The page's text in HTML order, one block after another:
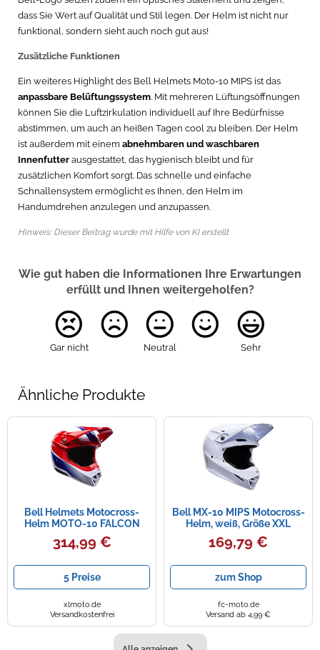
dass Sie Wert auf Qualität und Stil legen. Der Helm ist nicht nur
funktional, sondern sieht auch noch gut aus!
Zusätzliche Funktionen
Ein weiteres Highlight des Bell Helmets Moto-10 MIPS ist das
anpassbare Belüftungssystem. Mit mehreren Lüftungsöffnungen
können Sie die Luftzirkulation individuell auf Ihre Bedürfnisse
abstimmen, um auch an heißen Tagen cool zu bleiben. Der Helm
ist außerdem mit einem abnehmbaren und waschbaren
Innenfutter ausgestattet, das hygienisch bleibt und für
zusätzlichen Komfort sorgt. Das schnelle und einfache
Schnallensystem ermöglicht es Ihnen, den Helm im
Handumdrehen anzulegen und anzupassen.
Hinweis: Dieser Beitrag wurde mit Hilfe von KI erstellt
Wie gut haben die Informationen Ihre Erwartungen
erfüllt und Ihnen weitergeholfen?
Gar nicht Neutral Sehr
Ähnliche Produkte
Bell Helmets Motocross-
Helm MOTO-10 FALCON
MIPS Rot/Weiß Größe S
314,99 €
5 Preise
xlmoto.de
Versandkostenfrei
Bell MX-10 MIPS Motocross-
Helm, weiß, Größe XXL
(63/64)
169,79 €
zum Shop
fc-moto.de
Versand ab 4,99 €